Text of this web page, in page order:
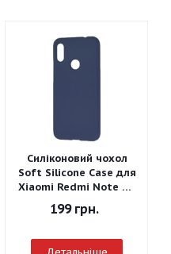
Силіконовий чохол
Soft Silicone Case для
Xiaomi Redmi Note 7 -
Graphite Gray
199грн.